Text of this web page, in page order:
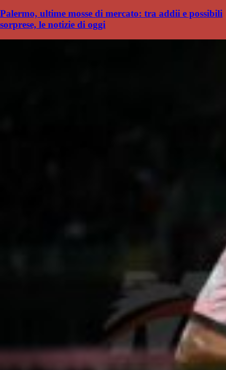
Palermo, ultime mosse di mercato: tra addii e possibili
sorprese, le notizie di oggi